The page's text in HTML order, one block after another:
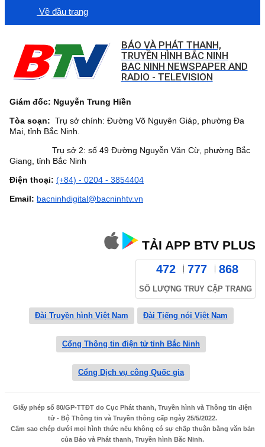
Về đầu trang
BÁO VÀ PHÁT THANH,
TRUYỀN HÌNH BẮC NINH
BAC NINH NEWSPAPER AND
RADIO - TELEVISION
Giám đốc: Nguyễn Trung Hiền
Tòa soạn: Trụ sở chính: Đường Võ Nguyên Giáp, phường Đa
Mai, tỉnh Bắc Ninh.
Trụ sở 2: số 49 Đường Nguyễn Văn Cừ, phường Bắc
Giang, tỉnh Bắc Ninh
Điện thoại: (+84) - 0204 - 3854404
Email: bacninhdigital@bacninhtv.vn
TẢI APP BTV PLUS
472 777 868
SỐ LƯỢNG TRUY CẬP TRANG
Đài Truyền hình Việt Nam Đài Tiếng nói Việt Nam
Cổng Thông tin điện tử tỉnh Bắc Ninh
Cổng Dịch vụ công Quốc gia
Giấy phép số 80/GP-TTĐT do Cục Phát thanh, Truyền hình và Thông tin điện
tử - Bộ Thông tin và Truyền thông cấp ngày 25/5/2022.
Cấm sao chép dưới mọi hình thức nếu không có sự chấp thuận bằng văn bản
của Báo và Phát thanh, Truyền hình Bắc Ninh.